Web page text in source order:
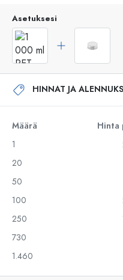
Asetuksesi
HINNAT JA
Määrä Hinta
1
20
50
100
250
730
1.460